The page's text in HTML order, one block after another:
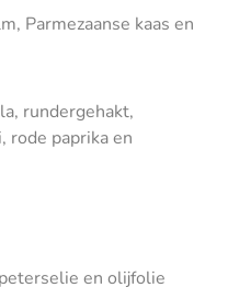
Parmezaanse kaas en
rundergehakt,
rode paprika en
en olijfolie